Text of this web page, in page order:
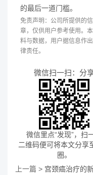
的最后一道门槛。
免责声明：公司所提供的
章，仅供用户参考使用。
料与数据，用户据信息作
律责任。
微信扫一扫：分
微信里点“发现”，扫
二维码便可将本文分享
圈。
上一篇 > 宫颈癌治疗的